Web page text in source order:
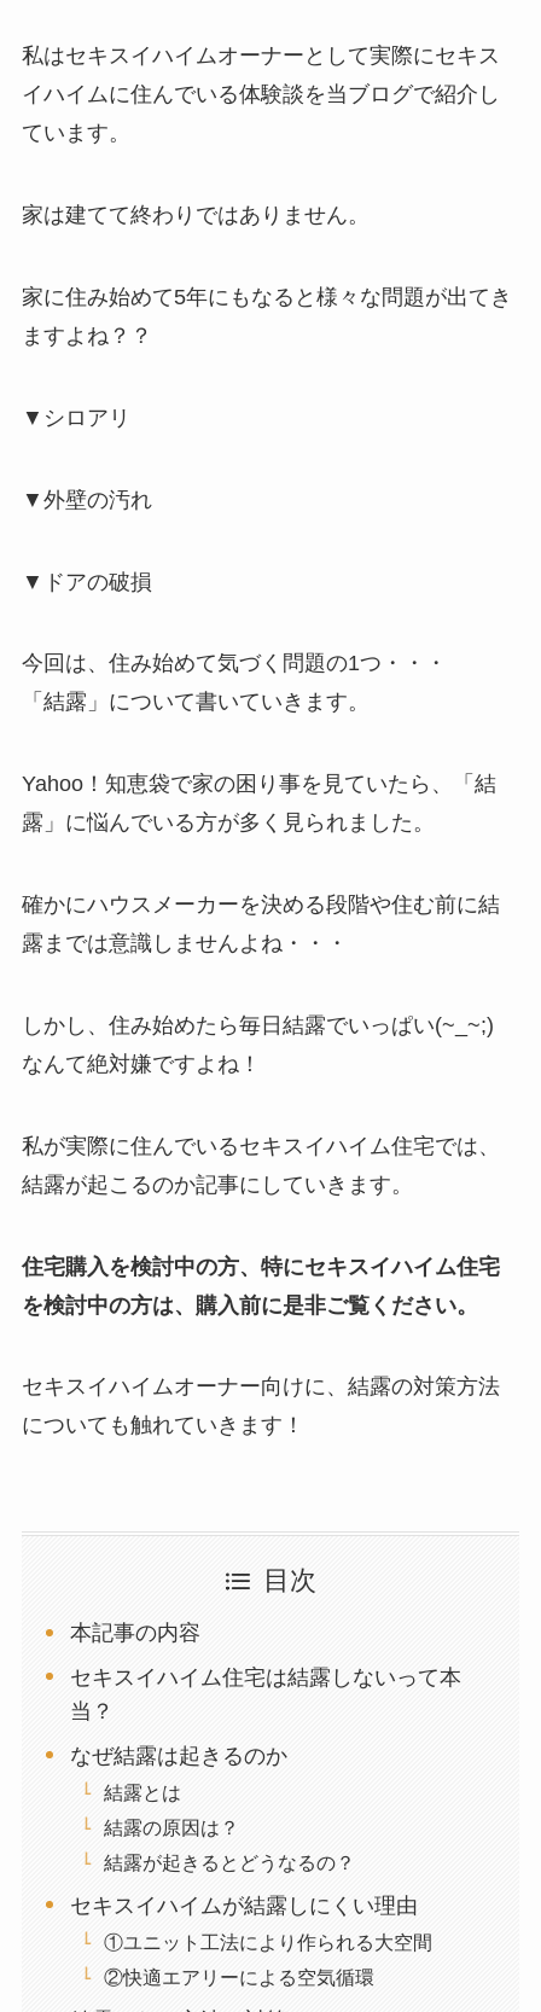
私はセキスイハイムオーナーとして実際にセキス
イハイムに住んでいる体験談を当ブログで紹介し
ています。
家は建てて終わりではありません。
家に住み始めて5年にもなると様々な問題が出てき
ますよね？？
▼シロアリ
▼外壁の汚れ
▼ドアの破損
今回は、住み始めて気づく問題の1つ・・・
「結露」 について書いていきます。
Yahoo！知恵袋で家の困り事を見ていたら、「結
露」に悩んでいる方が多く見られました。
確かにハウスメーカーを決める段階や住む前に結
露までは意識しませんよね・・・
しかし、住み始めたら毎日結露でいっぱい(~_~;)
なんて絶対嫌ですよね！
私が実際に住んでいるセキスイハイム住宅では、
結露が起こるのか記事にしていきます。
住宅購入を検討中の方、特にセキスイハイム住宅
を検討中の方は、購入前に是非ご覧ください。
セキスイハイムオーナー向けに、結露の対策方法
についても触れていきます！
目次
本記事の内容
セキスイハイム住宅は結露しないって本
当？
なぜ結露は起きるのか
結露とは
結露の原因は？
結露が起きるとどうなるの？
セキスイハイムが結露しにくい理由
①ユニット工法により作られる大空間
②快適エアリーによる空気循環